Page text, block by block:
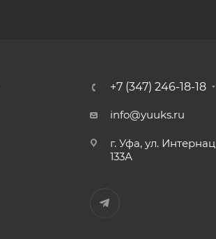
+7 (347) 246-18-18
info@yuuks.ru
г. Уфа, ул.
133А